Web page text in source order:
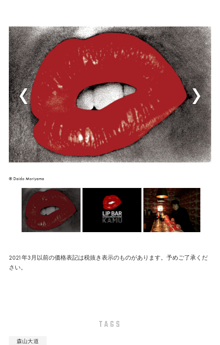
© Daido Moriyama
2021年3月以前の価格表記は税抜き表示のものがあります。予めご了承くだ
さい。
TAGS
森山大道